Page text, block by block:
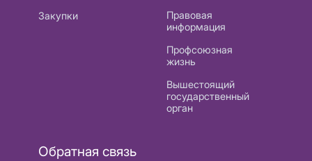
Закупки
Правовая
информация
Профсоюзная
жизнь
Вышестоящий
государственный
орган
Обратная связь